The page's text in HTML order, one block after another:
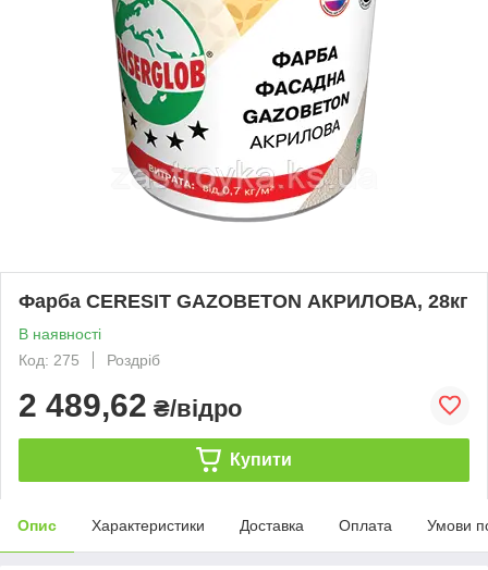
Фарба CERESIT GAZOBETON АКРИЛОВА, 28кг
В наявності
Код: 275
Роздріб
2 489,62 ₴/відро
Купити
Опис Характеристики Доставка Оплата Умови